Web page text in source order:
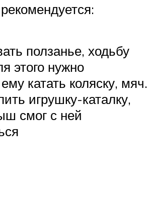
ползанье, ходьбу
этого нужно
катать коляску, мяч.
игрушку-каталку,
смог с ней